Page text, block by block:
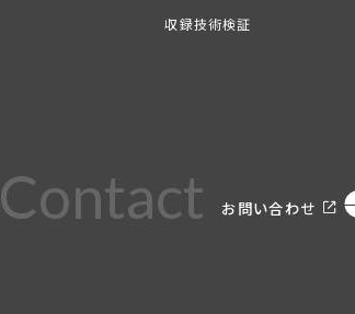
収録技術検証
Contact お問い合わせ